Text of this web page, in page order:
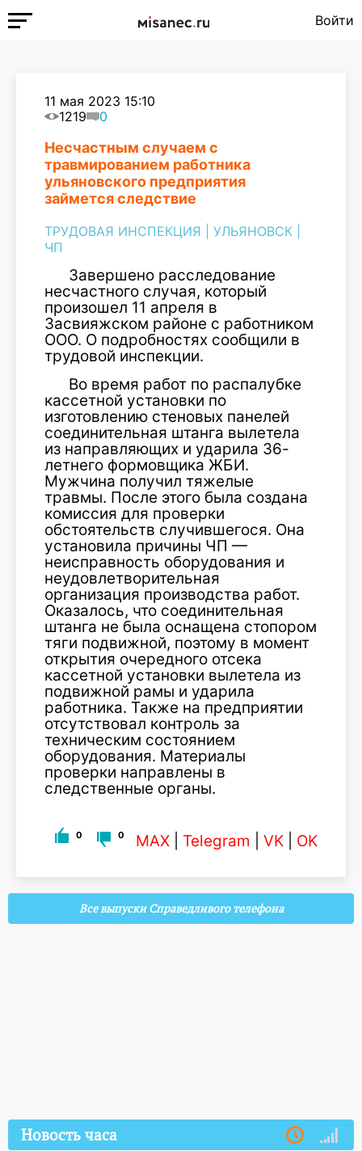
Войти
11 мая 2023 15:10
1219
0
Несчастным случаем с
травмированием работника
ульяновского предприятия
займется следствие
ТРУДОВАЯ ИНСПЕКЦИЯ УЛЬЯНОВСК
ЧП
Завершено расследование
несчастного случая, который
произошел 11 апреля в
Засвияжском районе с работником
ООО. О подробностях сообщили в
трудовой инспекции.
Во время работ по распалубке
кассетной установки по
изготовлению стеновых панелей
соединительная штанга вылетела
из направляющих и ударила 36-
летнего формовщика ЖБИ.
Мужчина получил тяжелые
травмы. После этого была создана
комиссия для проверки
обстоятельств случившегося. Она
установила причины ЧП —
неисправность оборудования и
неудовлетворительная
организация производства работ.
Оказалось, что соединительная
штанга не была оснащена стопором
тяги подвижной, поэтому в момент
открытия очередного отсека
кассетной установки вылетела из
подвижной рамы и ударила
работника. Также на предприятии
отсутствовал контроль за
техническим состоянием
оборудования. Материалы
проверки направлены в
следственные органы.
0 0 MAX Telegram VK OK
Все выпуски Справедливого телефона
Новость часа